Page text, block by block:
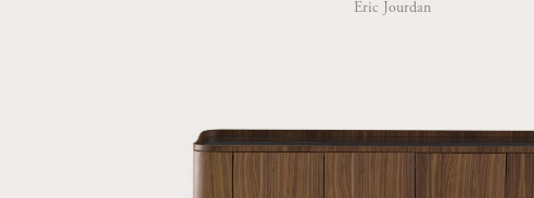
Eric Jourdan